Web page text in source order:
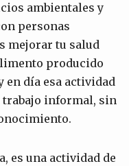
ambientales y
personas
mejorar tu salud
producido
día esa actividad
trabajo informal, sin
es una actividad de